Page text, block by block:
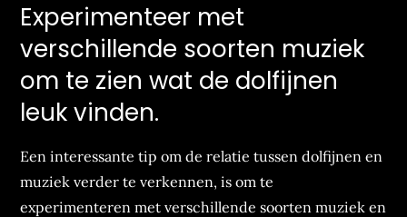
Experimenteer met
verschillende soorten muziek
om te zien wat de dolfijnen
leuk vinden.
Een interessante tip om de relatie tussen dolfijnen en
muziek verder te verkennen, is om te
experimenteren met verschillende soorten muziek en